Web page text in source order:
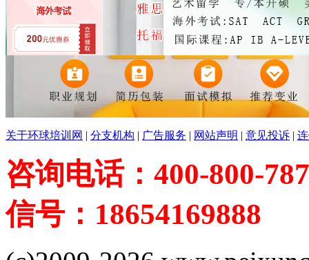
关于环球培训网 | 分支机构 | 广告服务 | 网站声明 | 意见投诉 |
咨询电话：400-800-
信号：18654169888